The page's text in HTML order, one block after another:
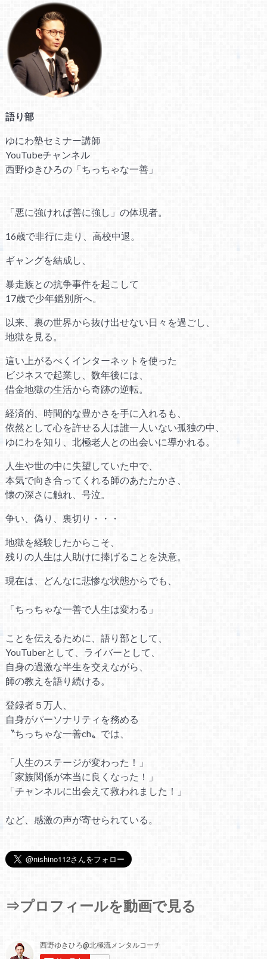
語り部
ゆにわ塾セミナー講師
YouTubeチャンネル
西野ゆきひろの「ちっちゃな一善」
「悪に強ければ善に強し」の体現者。
16歳で非行に走り、高校中退。
ギャングを結成し、
暴走族との抗争事件を起こして
17歳で少年鑑別所へ。
以来、裏の世界から抜け出せない日々を過ごし、
地獄を見る。
這い上がるべくインターネットを使った
ビジネスで起業し、数年後には、
借金地獄の生活から奇跡の逆転。
経済的、時間的な豊かさを手に入れるも、
依然として心を許せる人は誰一人いない孤独の中、
ゆにわを知り、北極老人との出会いに導かれる。
人生や世の中に失望していた中で、
本気で向き合ってくれる師のあたたかさ、
懐の深さに触れ、号泣。
争い、偽り、裏切り・・・
地獄を経験したからこそ、
残りの人生は人助けに捧げることを決意。
現在は、どんなに悲惨な状態からでも、
「ちっちゃな一善で人生は変わる」
ことを伝えるために、語り部として、
YouTuberとして、ライバーとして、
自身の過激な半生を交えながら、
師の教えを語り続ける。
登録者５万人、
自身がパーソナリティを務める
〝ちっちゃな一善ch〟では、
「人生のステージが変わった！」
「家族関係が本当に良くなった！」
「チャンネルに出会えて救われました！」
など、感激の声が寄せられている。
⇒プロフィールを動画で見る